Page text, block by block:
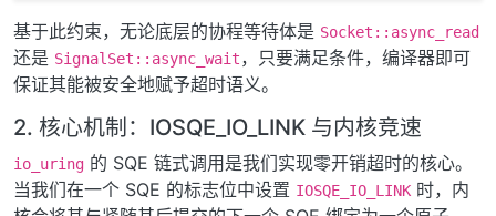
基于此约束，无论底层的协程等待体是 Socket::async_read
还是 SignalSet::async_wait，只要满足条件，编译器即可
保证其能被安全地赋予超时语义。
2. 核心机制：IOSQE_IO_LINK 与内核竞速
io_uring 的 SQE 链式调用是我们实现零开销超时的核心。
当我们在一个 SQE 的标志位中设置 IOSQE_IO_LINK 时，内